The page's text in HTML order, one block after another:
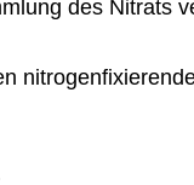
des Nitrats